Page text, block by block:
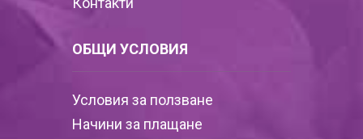
ОБЩИ УСЛОВИЯ
Условия за ползване
Начини за плащане